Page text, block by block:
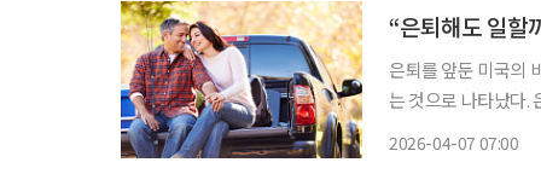
“은퇴해도 일할
은퇴를 앞둔 미국의
는 것으로 나타났다.
2026-04-07 07:00